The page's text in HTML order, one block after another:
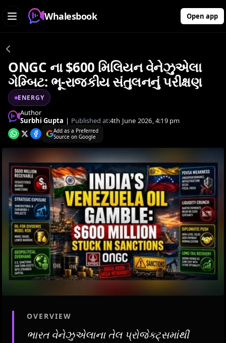
Whalesbook Open app
ONGC ના $600 મિલિયન વેનેઝુએલા
ગેમ્બિટ: ભૂ-રાજકીય સંતુલનનું પરીક્ષણ
ENERGY
Author
Surbhi Gupta | Published at:4th June 2026, 4:19 pm
Add as a Preferred
Source on Google
OVERVIEW
ભારત વેનેઝુએલાના તેલ પ્રોજેક્ટ્સમાંથી